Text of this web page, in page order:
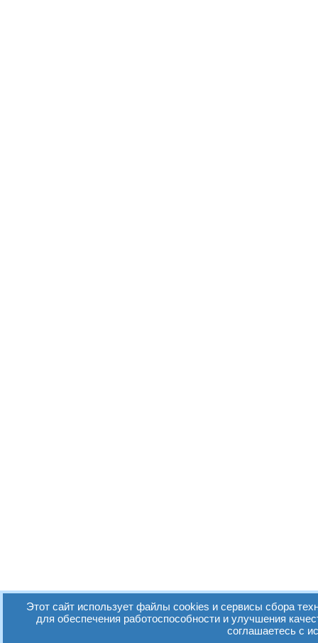
Этот сайт использует файлы cookies и сервисы сбора
для обеспечения работоспособности и улучшения
соглашаетесь с